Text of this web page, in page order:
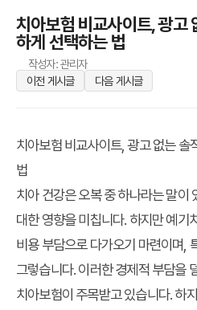
치아보험 비교사이트, 광고
하게 선택하는 법
작성자: 관리자
이전 게시글
다음 게시글
치아보험 비교사이트, 광고 없는 솔
법
치아 건강은 오복 중 하나라는 말이
대한 영향을 미칩니다. 하지만 예기
비용 부담으로 다가오기 마련이며,
그렇습니다. 이러한 경제적 부담을
치아보험이 주목받고 있습니다. 하